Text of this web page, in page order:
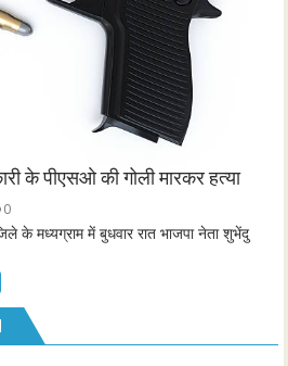
के पीएसओ की गोली मारकर हत्या
0
के मध्यग्राम में बुधवार रात भाजपा नेता शुभेंदु